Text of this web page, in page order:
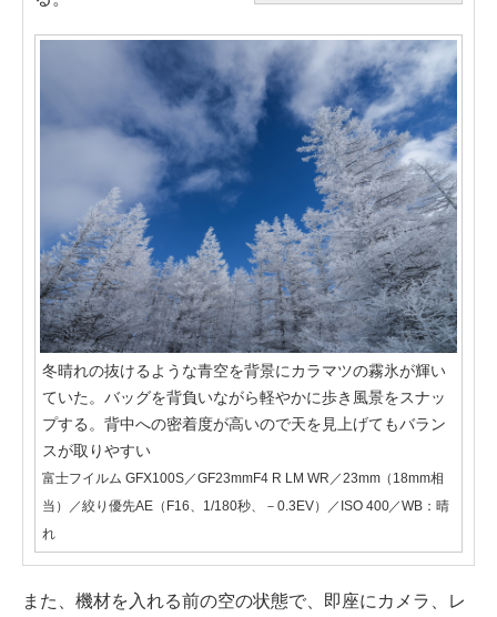
冬晴れの抜けるような青空を背景にカラマツの霧氷が輝い
ていた。バッグを背負いながら軽やかに歩き風景をスナッ
プする。背中への密着度が高いので天を見上げてもバラン
スが取りやすい
富士フイルム GFX100S／GF23mmF4 R LM WR／23mm（18mm相
当）／絞り優先AE（F16、1/180秒、－0.3EV）／ISO 400／WB：晴
れ
また、機材を入れる前の空の状態で、即座にカメラ、レ